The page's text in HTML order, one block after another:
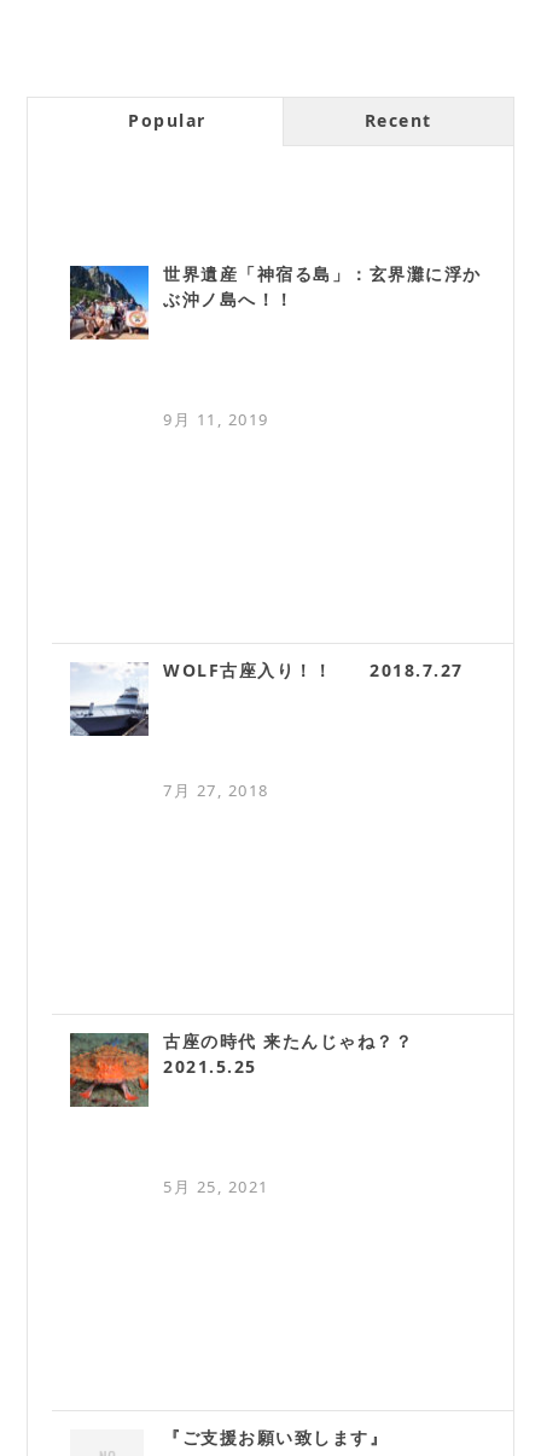
Popular Recent
世界遺産「神宿る島」：玄界灘に浮か
ぶ沖ノ島へ！！
9月 11, 2019
WOLF古座入り！！ 2018.7.27
7月 27, 2018
古座の時代 来たんじゃね？？
2021.5.25
5月 25, 2021
『ご支援お願い致します』